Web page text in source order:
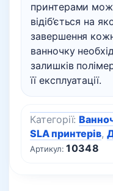
принтерами
відіб’ється на
завершення
ванночку
залишків
її експлуатації.
Артикул:10348
Категорії:
SLA принтерів,